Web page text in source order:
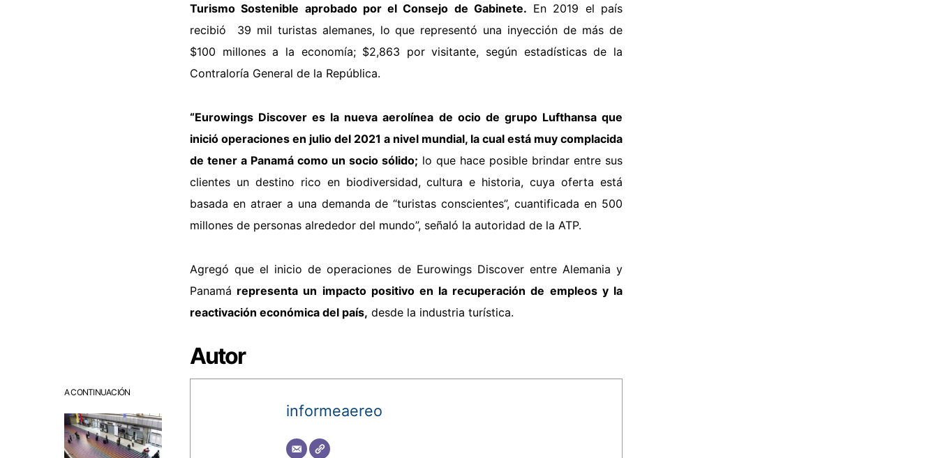
A CONTINUACIÓN
Turismo Sostenible aprobado por el Consejo de Gabinete. En 2019 el país
recibió 39 mil turistas alemanes, lo que representó una inyección de más de
$100 millones a la economía; $2,863 por visitante, según estadísticas de la
Contraloría General de la República.
“Eurowings Discover es la nueva aerolínea de ocio de grupo Lufthansa que
inició operaciones en julio del 2021 a nivel mundial, la cual está muy complacida
de tener a Panamá como un socio sólido; lo que hace posible brindar entre sus
clientes un destino rico en biodiversidad, cultura e historia, cuya oferta está
basada en atraer a una demanda de “turistas conscientes”, cuantificada en 500
millones de personas alrededor del mundo”, señaló la autoridad de la ATP.
Agregó que el inicio de operaciones de Eurowings Discover entre Alemania y
Panamá representa un impacto positivo en la recuperación de empleos y la
reactivación económica del país, desde la industria turística.
Autor
informeaereo